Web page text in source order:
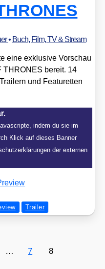
• Buch, Film, TV & Stream
eine exklu­si­ve Vor­schau
THRONES bereit. 14
und Fea­tur­et­ten
indem du sie im
Klick auf dieses Banner
der externen
Trailer
… 7 8